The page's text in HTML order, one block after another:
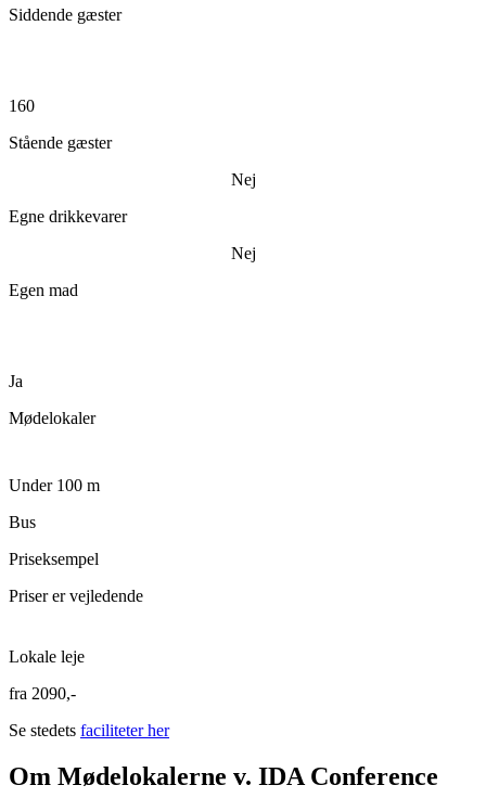
Siddende gæster
160
Stående gæster
Nej
Egne drikkevarer
Nej
Egen mad
Ja
Mødelokaler
Under 100 m
Bus
Priseksempel
Priser er vejledende
Lokale leje
fra 2090,-
Se stedets faciliteter her
Om Mødelokalerne v. IDA Conference